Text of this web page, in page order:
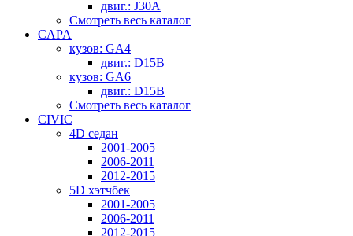
двиг.: J30A
Смотреть весь каталог
CAPA
кузов: GA4
двиг.: D15B
кузов: GA6
двиг.: D15B
Смотреть весь каталог
CIVIC
4D седан
2001-2005
2006-2011
2012-2015
5D хэтчбек
2001-2005
2006-2011
2012-2015